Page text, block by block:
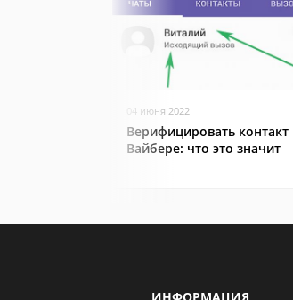
04 июня 2022
Верифицировать контакт
Вайбере: что это значит